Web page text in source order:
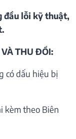
đầu lỗi kỹ thuật,
THU ĐỒI:
có dấu hiệu bị
kèm theo Biên